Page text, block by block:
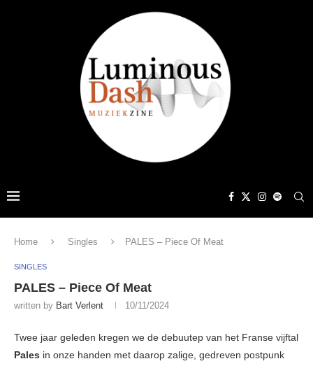
Home Singles PALES – Piece Of Meat
SINGLES
PALES – Piece Of Meat
written by Bart Verlent 10/11/2024
Twee jaar geleden kregen we de debuutep van het Franse vijftal
Pales in onze handen met daarop zalige, gedreven postpunk